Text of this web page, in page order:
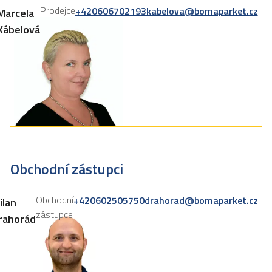
Prodejce+420606702193kabelova@bomaparket.cz
Obchodní zástupci
Obchodní
zástupce
+420602505750drahorad@bomaparket.cz